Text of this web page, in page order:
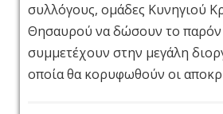
συλλόγους, ομάδες Κυνηγιού
Θησαυρού να δώσουν το παρόν
συμμετέχουν στην μεγάλη
οποία θα κορυφωθούν οι